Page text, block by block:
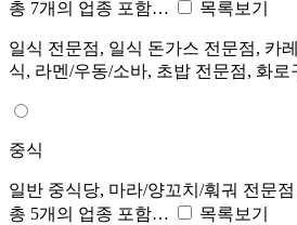
총 7개의 업종 포함… 목록보기
일식 전문점, 일식 돈가스 전문점, 카
식, 라멘/우동/소바, 초밥 전문점, 화로
중식
일반 중식당, 마라/양꼬치/훠궈 전문점
총 5개의 업종 포함…
목록보기